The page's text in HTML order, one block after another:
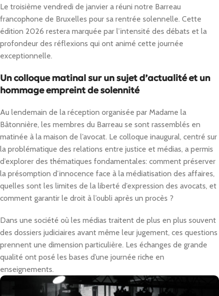
Le troisième vendredi de janvier a réuni notre Barreau
francophone de Bruxelles pour sa rentrée solennelle. Cette
édition 2026 restera marquée par l’intensité des débats et la
profondeur des réflexions qui ont animé cette journée
exceptionnelle.
Un colloque matinal sur un sujet d’actualité et un
hommage empreint de solennité
Au lendemain de la réception organisée par Madame la
Bâtonnière, les membres du Barreau se sont rassemblés en
matinée à la maison de l’avocat. Le colloque inaugural, centré sur
la problématique des relations entre justice et médias, a permis
d’explorer des thématiques fondamentales: comment préserver
la présomption d’innocence face à la médiatisation des affaires,
quelles sont les limites de la liberté d’expression des avocats, et
comment garantir le droit à l’oubli après un procès ?
Dans une société où les médias traitent de plus en plus souvent
des dossiers judiciaires avant même leur jugement, ces questions
prennent une dimension particulière. Les échanges de grande
qualité ont posé les bases d’une journée riche en
enseignements.